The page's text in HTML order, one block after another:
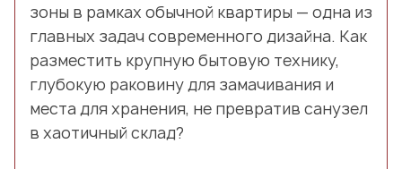
зоны в рамках обычной квартиры — одна из
главных задач современного дизайна. Как
разместить крупную бытовую технику,
глубокую раковину для замачивания и
места для хранения, не превратив санузел
в хаотичный склад?